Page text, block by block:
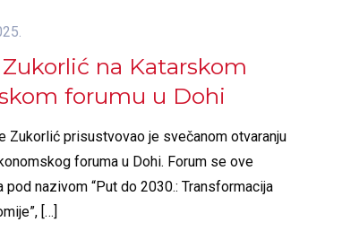
na Katarskom
forumu u Dohi
Zukorlić prisustvovao je svečanom otvaranju
foruma u Dohi. Forum se ove
pod nazivom “Put do 2030.: Transformacija
[…]